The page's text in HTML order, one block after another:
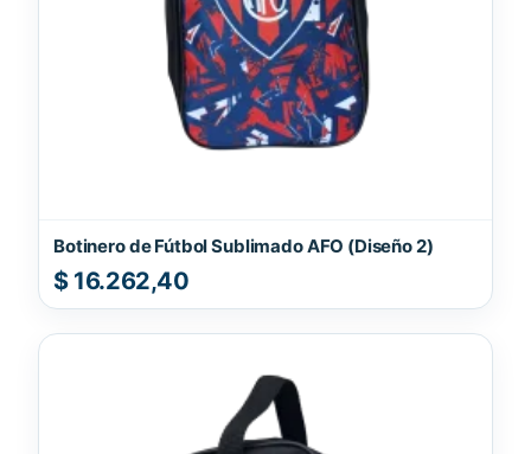
Botinero de Fútbol Sublimado AFO (Diseño 2)
$16.262,40